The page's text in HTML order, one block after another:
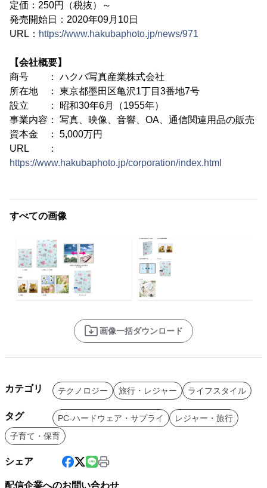
定価：250円（税抜）～
発売開始日：2020年09月10日
URL： https://www.hakubaphoto.jp/news/971
【会社概要】
商号 ： ハクバ写真産業株式会社
所在地 ： 東京都墨田区亀沢1丁目3番地7号
設立 ： 昭和30年6月（1955年）
事業内容： 写真、映像、音響、OA、通信関連用品の販売
資本金 ： 5,000万円
URL ：
https://www.hakubaphoto.jp/corporation/index.html
すべての画像
画像一括ダウンロード
カテゴリ テクノロジー 旅行・レジャー ライフスタイル
タグ PC-ハードウェア・サプライ
レジャー・旅行
子育て・保育
シェア
配信企業へのお問い合わせ